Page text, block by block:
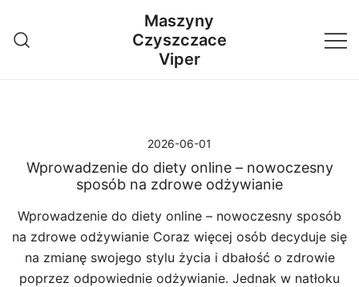
treści
Maszyny
Czyszczace
Viper
2026-06-01
Wprowadzenie do diety online – nowoczesny
sposób na zdrowe odżywianie
Wprowadzenie do diety online – nowoczesny sposób
na zdrowe odżywianie Coraz więcej osób decyduje się
na zmianę swojego stylu życia i dbałość o zdrowie
poprzez odpowiednie odżywianie. Jednak w natłoku